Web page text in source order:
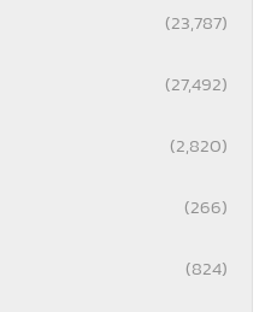
(23,787)
(27,492)
(2,820)
(266)
(824)